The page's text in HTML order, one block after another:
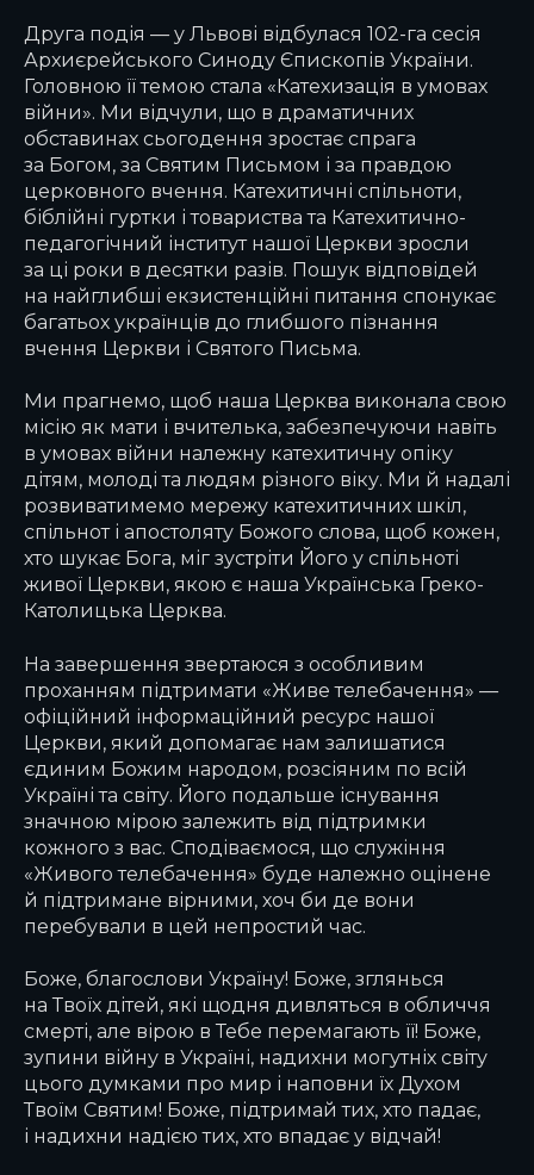
Друга подія — у Львові відбулася 102-га сесія
Архиєрейського Синоду Єпископів України.
Головною її темою стала «Катехизація в умовах
війни». Ми відчули, що в драматичних
обставинах сьогодення зростає спрага
за Богом, за Святим Письмом і за правдою
церковного вчення. Катехитичні спільноти,
біблійні гуртки і товариства та Катехитично-
педагогічний інститут нашої Церкви зросли
за ці роки в десятки разів. Пошук відповідей
на найглибші екзистенційні питання спонукає
багатьох українців до глибшого пізнання
вчення Церкви і Святого Письма.
Ми прагнемо, щоб наша Церква виконала свою
місію як мати і вчителька, забезпечуючи навіть
в умовах війни належну катехитичну опіку
дітям, молоді та людям різного віку. Ми й надалі
розвиватимемо мережу катехитичних шкіл,
спільнот і апостоляту Божого слова, щоб кожен,
хто шукає Бога, міг зустріти Його у спільноті
живої Церкви, якою є наша Українська Греко-
Католицька Церква.
На завершення звертаюся з особливим
проханням підтримати «Живе телебачення» —
офіційний інформаційний ресурс нашої
Церкви, який допомагає нам залишатися
єдиним Божим народом, розсіяним по всій
Україні та світу. Його подальше існування
значною мірою залежить від підтримки
кожного з вас. Сподіваємося, що служіння
«Живого телебачення» буде належно оцінене
й підтримане вірними, хоч би де вони
перебували в цей непростий час.
Боже, благослови Україну! Боже, зглянься
на Твоїх дітей, які щодня дивляться в обличчя
смерті, але вірою в Тебе перемагають її! Боже,
зупини війну в Україні, надихни могутніх світу
цього думками про мир і наповни їх Духом
Твоїм Святим! Боже, підтримай тих, хто падає,
і надихни надією тих, хто впадає у відчай!